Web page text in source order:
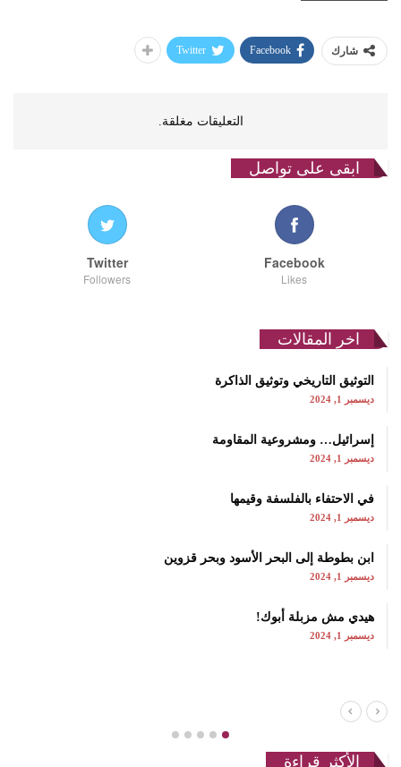
شارك Facebook
Twitter
التعليقات مغلقة.
ابقى على تواصل
Facebook
Likes
Twitter
Followers
اخر المقالات
التوثيق التاريخي وتوثيق الذاكرة
ديسمبر 1, 2024
إسرائيل… ومشروعية المقاومة
ديسمبر 1, 2024
في الاحتفاء بالفلسفة وقيمها
ديسمبر 1, 2024
ابن بطوطة إلى البحر الأسود وبحر قزوين
ديسمبر 1, 2024
هيدي مش مزبلة أبوك!
ديسمبر 1, 2024
الأكثر قراءة